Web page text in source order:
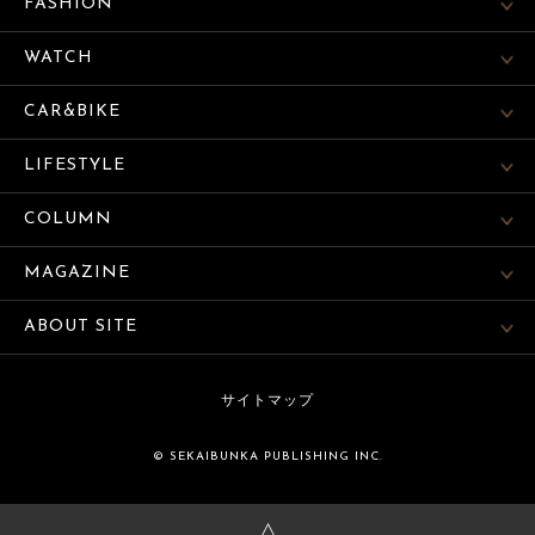
FASHION
WATCH
CAR&BIKE
LIFESTYLE
COLUMN
MAGAZINE
ABOUT SITE
サイトマップ
© SEKAIBUNKA PUBLISHING INC.